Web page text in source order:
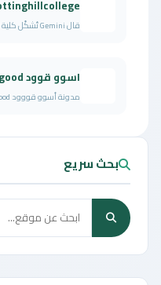
قال Gemini تُشكّل كلية نوتنج هيل البريطانية صرحاً أكاديمياً...
اسوو قوود ado good
مدونة أسوو قووود Aso Good متخصصة في بناء الشخصية والكاريزما ...
بحث سريع